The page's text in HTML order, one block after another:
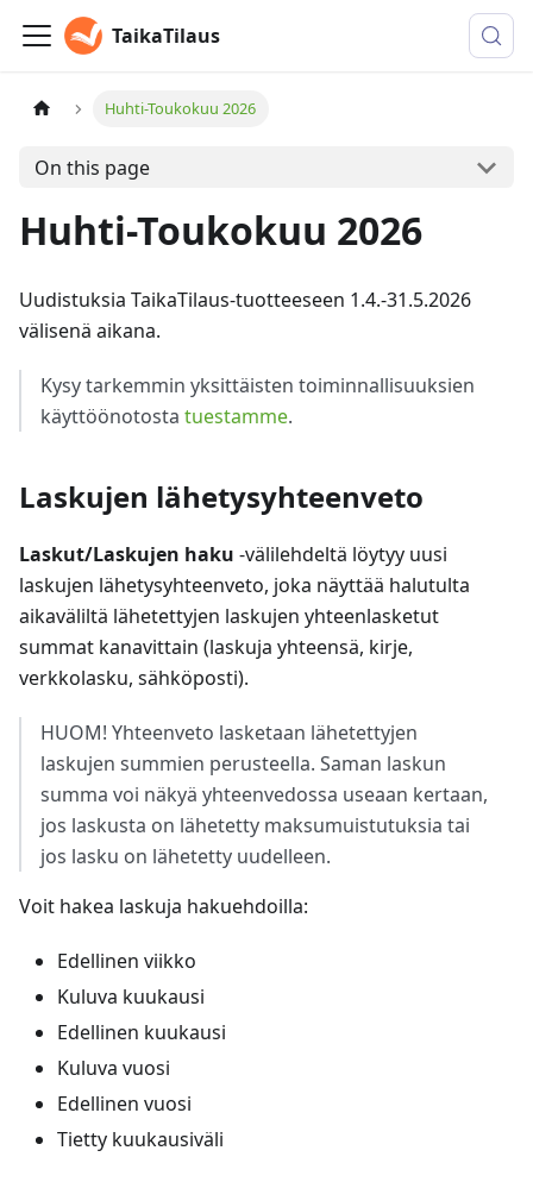
TaikaTilaus
Huhti-Toukokuu 2026
On this page
Huhti-Toukokuu 2026
Uudistuksia TaikaTilaus-tuotteeseen 1.4.-31.5.2026
välisenä aikana.
Kysy tarkemmin yksittäisten toiminnallisuuksien
käyttöönotosta tuestamme.
Laskujen lähetysyhteenveto
Laskut/Laskujen haku -välilehdeltä löytyy uusi
laskujen lähetysyhteenveto, joka näyttää halutulta
aikaväliltä lähetettyjen laskujen yhteenlasketut
summat kanavittain (laskuja yhteensä, kirje,
verkkolasku, sähköposti).
HUOM! Yhteenveto lasketaan lähetettyjen
laskujen summien perusteella. Saman laskun
summa voi näkyä yhteenvedossa useaan kertaan,
jos laskusta on lähetetty maksumuistutuksia tai
jos lasku on lähetetty uudelleen.
Voit hakea laskuja hakuehdoilla:
Edellinen viikko
Kuluva kuukausi
Edellinen kuukausi
Kuluva vuosi
Edellinen vuosi
Tietty kuukausiväli